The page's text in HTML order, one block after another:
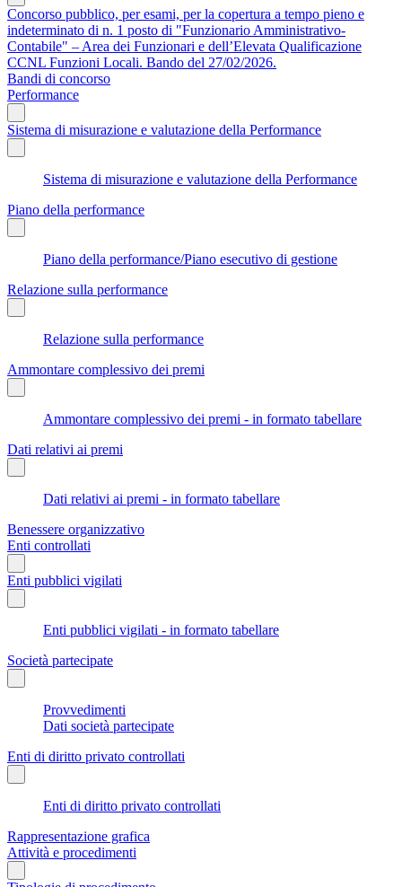
Concorso pubblico, per esami, per la copertura a tempo pieno e
indeterminato di n. 1 posto di "Funzionario Amministrativo-
Contabile" – Area dei Funzionari e dell’Elevata Qualificazione
CCNL Funzioni Locali. Bando del 27/02/2026.
Bandi di concorso
Performance
Sistema di misurazione e valutazione della Performance
Sistema di misurazione e valutazione della Performance
Piano della performance
Piano della performance/Piano esecutivo di gestione
Relazione sulla performance
Relazione sulla performance
Ammontare complessivo dei premi
Ammontare complessivo dei premi - in formato tabellare
Dati relativi ai premi
Dati relativi ai premi - in formato tabellare
Benessere organizzativo
Enti controllati
Enti pubblici vigilati
Enti pubblici vigilati - in formato tabellare
Società partecipate
Provvedimenti
Dati società partecipate
Enti di diritto privato controllati
Enti di diritto privato controllati
Rappresentazione grafica
Attività e procedimenti